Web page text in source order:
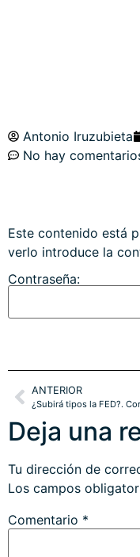
Antonio Iruzubieta
No hay
Este contenido está
verlo introduce la
Contraseña:
ANTERIOR
Deja una
Tu dirección de
Los campos
Comentario *